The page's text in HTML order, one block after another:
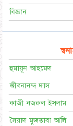
বিজ্ঞান
হুমায়ূন আহমেদ
জীবনানন্দ দাস
কাজী নজরুল ইসলাম
সৈয়াদ মুজতাবা আলি